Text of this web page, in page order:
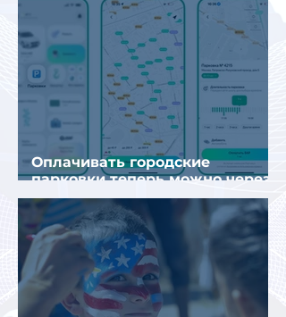
Оплачивать городские
парковки теперь можно через
Яндекс Go и «Заправки»